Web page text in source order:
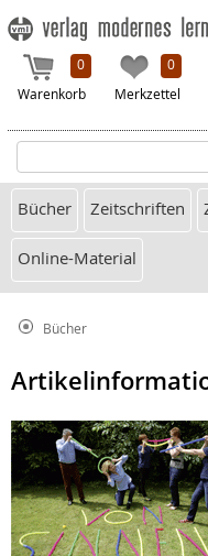
0
Warenkorb
0
Merkzettel
Bücher Zeitschriften
Online-Material
Bücher